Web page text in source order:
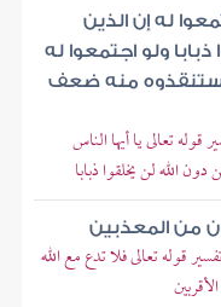
له إن الذين
ولو اجتمعوا له
يستنقذوه منه ضعف
تعالى يا أيها الناس
الله لن يخلقوا ذبابا
من المعذبين
قوله تعالى فلا تدع مع الله